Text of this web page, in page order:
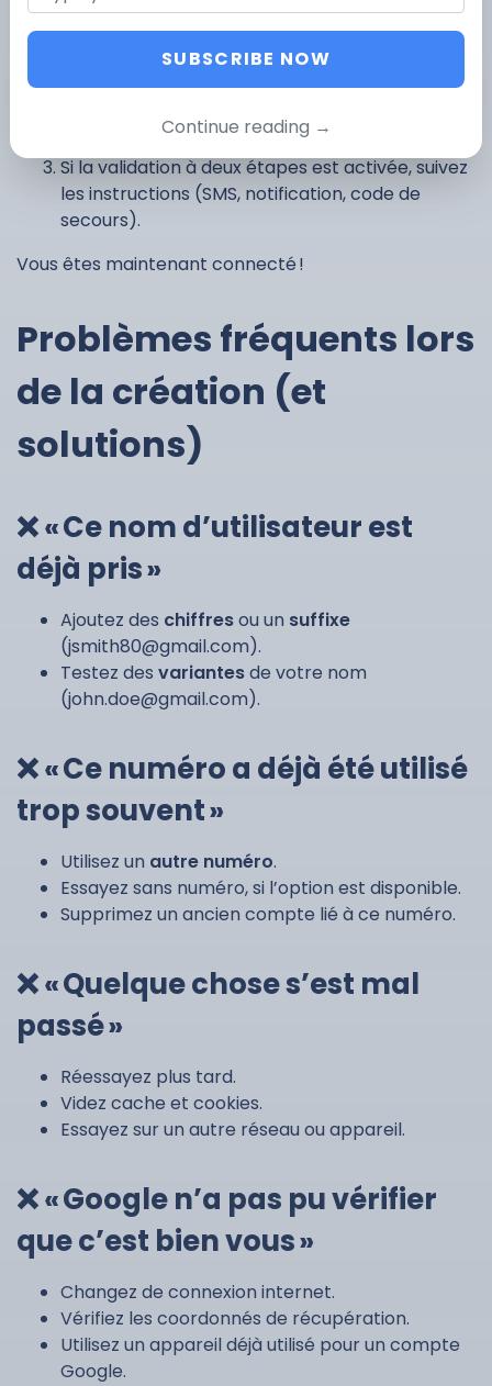
Gmail
OuvrezGmail.comou l’application Gmail.
Connexion
, saisissez votre adresse
et mot de passe, puis validez.
Si la validation à deux étapes est activée, suivez
les instructions (SMS, notification, code de
secours).
Vous êtes maintenant connecté !
Problèmes fréquents lors
de la création (et
solutions)
❌ « Ce nom d’utilisateur est
déjà pris »
Ajoutez des chiffresou un suffixe
(jsmith80@gmail.com).
Testez des variantesde votre nom
(john.doe@gmail.com).
❌ « Ce numéro a déjà été utilisé
trop souvent »
Utilisez un autre numéro.
Essayez sans numéro, si l’option est disponible.
Supprimez un ancien compte lié à ce numéro.
❌ « Quelque chose s’est mal
passé »
Réessayez plus tard.
Videz cache et cookies.
Essayez sur un autre réseau ou appareil.
❌ « Google n’a pas pu vérifier
que c’est bien vous »
Changez de connexion internet.
Vérifiez les coordonnés de récupération.
Utilisez un appareil déjà utilisé pour un compte
Google.
SUBSCRIBE NOW
Continue reading →